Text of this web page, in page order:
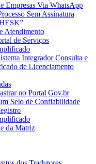
Empresas Via WhatsApp
Sem Assinatura
Atendimento
de Serviços
Integrador Consulta e
de Licenciamento
no Portal Gov.br
Selo de Confiabilidade
da Matriz